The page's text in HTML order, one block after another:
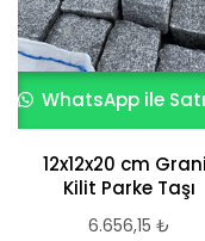
WhatsApp ile
12x12x20 cm
Kilit Parke Taşı
6.656,15 ₺